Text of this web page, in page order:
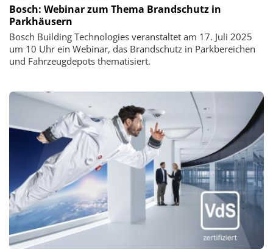
Bosch: Webinar zum Thema Brandschutz in
Parkhäusern
Bosch Building Technologies veranstaltet am 17. Juli 2025
um 10 Uhr ein Webinar, das Brandschutz in Parkbereichen
und Fahrzeugdepots thematisiert.